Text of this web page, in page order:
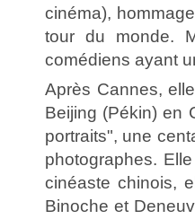
cinéma),
tour du monde.
comédiens ayant
Après Cannes,
Beijing (Pékin) en
portraits", une
photographes.
cinéaste chinois,
Binoche et